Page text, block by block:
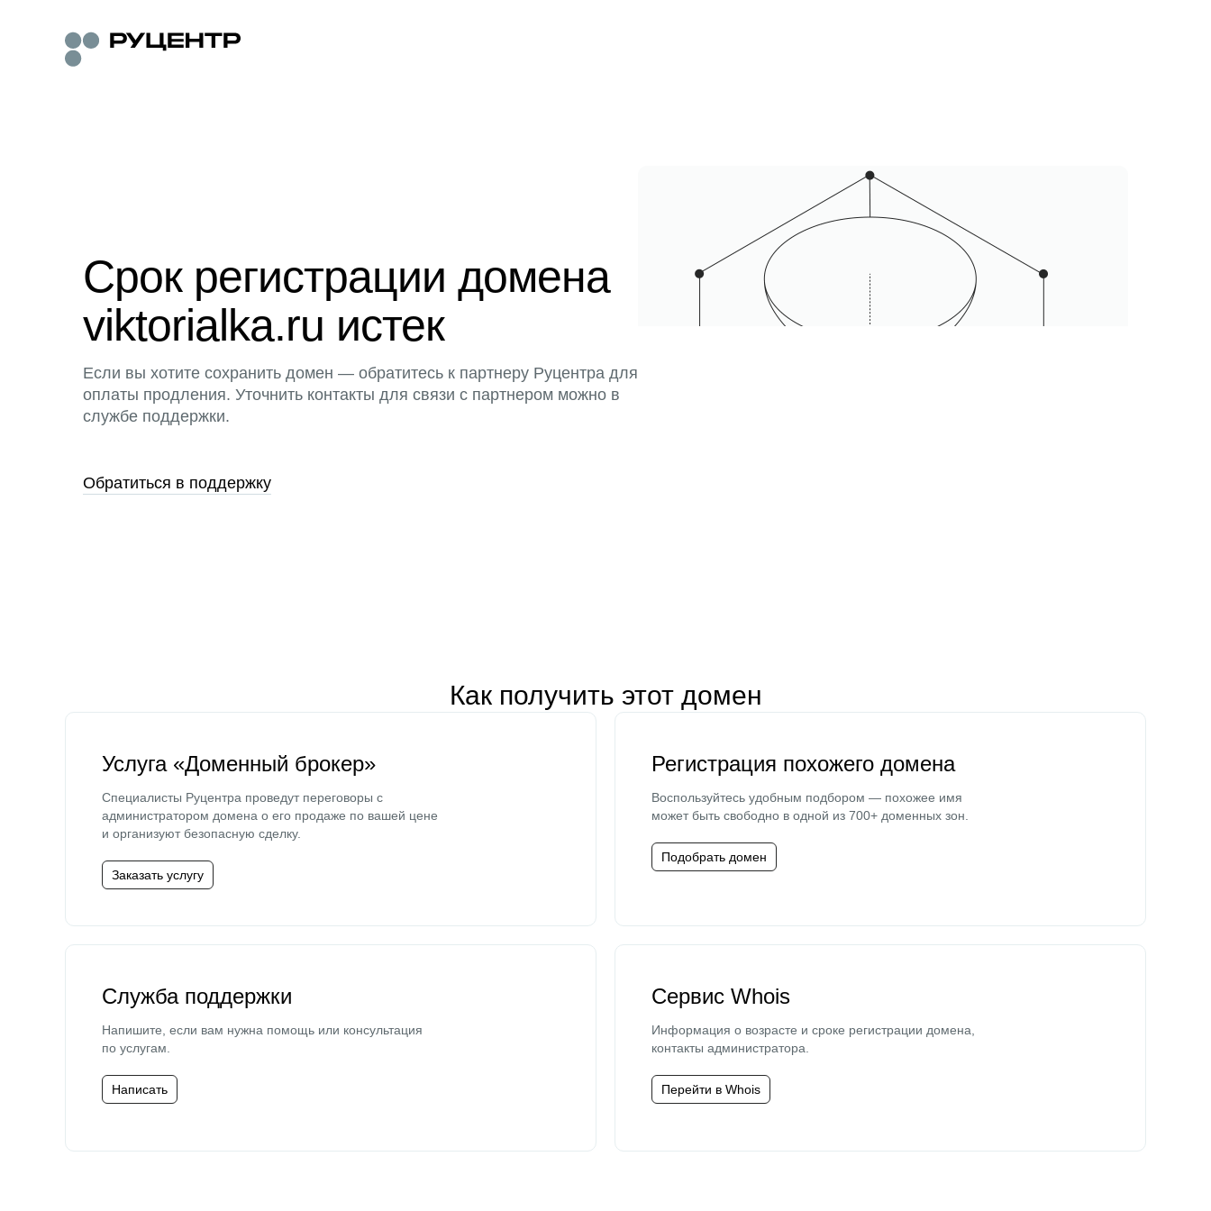
Срок регистрации домена
viktorialka.ru истек
Если вы хотите сохранить домен — обратитесь к партнеру Руцентра для
оплаты продления. Уточнить контакты для связи с партнером можно в
службе поддержки.
Обратиться в поддержку
Как получить этот домен
Услуга «Доменный брокер»
Специалисты Руцентра проведут переговоры с
администратором домена о его продаже по вашей цене
и организуют безопасную сделку.
Заказать услугу
Регистрация похожего домена
Воспользуйтесь удобным подбором — похожее имя
может быть свободно в одной из 700+ доменных зон.
Подобрать домен
Служба поддержки
Напишите, если вам нужна помощь или консультация
по услугам.
Написать
Сервис Whois
Информация о возрасте и сроке регистрации домена,
контакты администратора.
Перейти в Whois